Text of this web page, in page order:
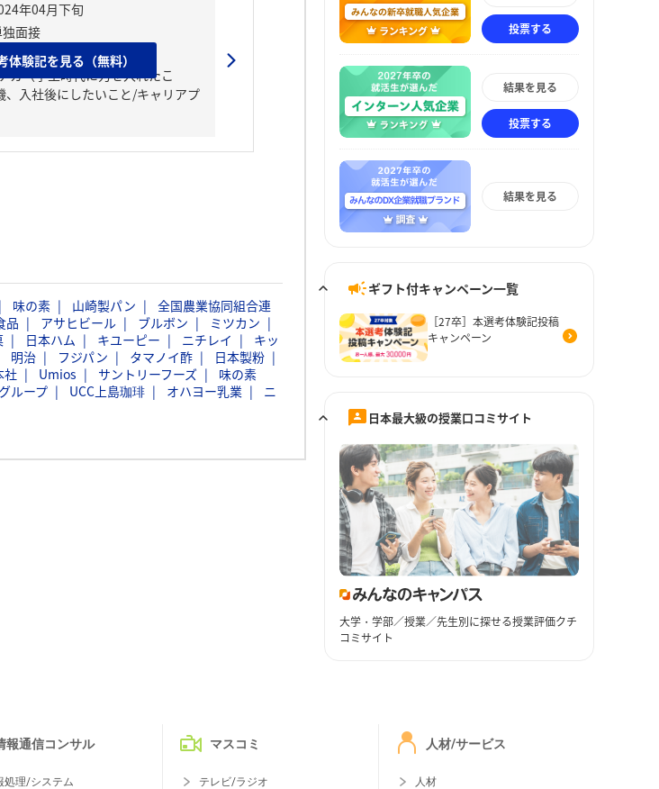
】
カ（学生時代に力を入れたこ
、入社後にしたいこと/キャリアプ
体験記を見る（無料）
味の素 山崎製パン
全国農業協同組合連
品 アサヒビール ブルボン
ミツカン
日本ハム キユーピー ニチレイ
キッ
明治 フジパン タマノイ酢
日本製粉
社 Umios サントリーフーズ
味の素
ループ UCC上島珈琲 オハヨー乳業
ニ
投票する
結果を見る
投票する
結果を見る
ギフト付キャンペーン一覧
［27卒］本選考体験記投稿
キャンペーン
日本最大級の授業口コミサイト
大学・学部／授業／先生別に探せる授業評価クチ
コミサイト
報通信コンサル
処理/システム
マスコミ
テレビ/ラジオ
人材/サービス
人材